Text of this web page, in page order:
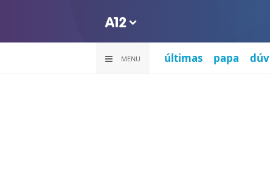
MENU últimas papa